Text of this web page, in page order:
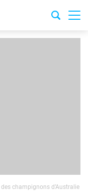
champignons d’Australie